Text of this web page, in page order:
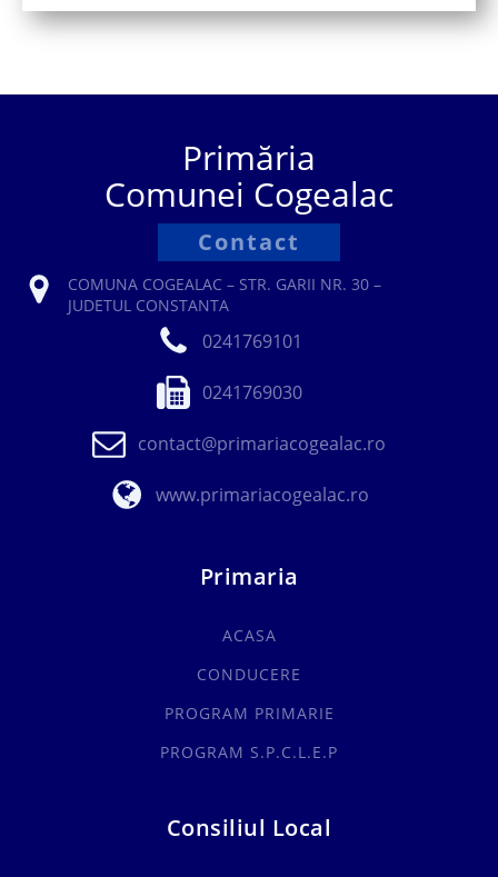
Primăria
Comunei Cogealac
Contact
COMUNA COGEALAC – STR. GARII NR. 30 –
JUDETUL CONSTANTA
0241769101
0241769030
contact@primariacogealac.ro
www.primariacogealac.ro
Primaria
ACASA
CONDUCERE
PROGRAM PRIMARIE
PROGRAM S.P.C.L.E.P
Consiliul Local